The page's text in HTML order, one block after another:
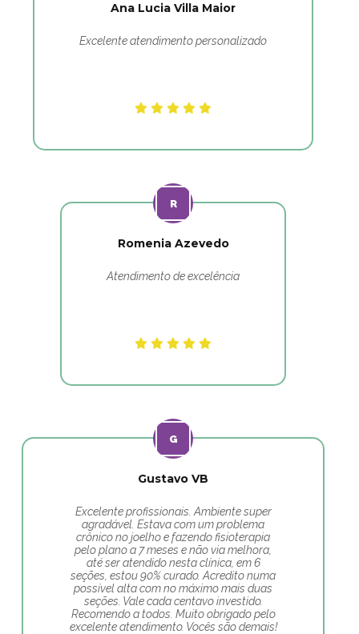
Ana Lucia Villa Maior
Excelente atendimento personalizado
Romenia Azevedo
Atendimento de excelência
Gustavo VB
Excelente profissionais. Ambiente super
agradável. Estava com um problema
crônico no joelho e fazendo fisioterapia
pelo plano a 7 meses e não via melhora,
até ser atendido nesta clínica, em 6
seções, estou 90% curado. Acredito numa
possível alta com no máximo mais duas
seções. Vale cada centavo investido.
Recomendo a todos. Muito obrigado pelo
excelente atendimento. Vocês são demais!